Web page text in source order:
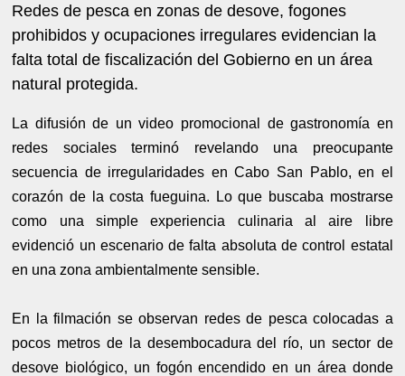
Redes de pesca en zonas de desove, fogones
prohibidos y ocupaciones irregulares evidencian la
falta total de fiscalización del Gobierno en un área
natural protegida.
La difusión de un video promocional de gastronomía en
redes sociales terminó revelando una preocupante
secuencia de irregularidades en Cabo San Pablo, en el
corazón de la costa fueguina. Lo que buscaba mostrarse
como una simple experiencia culinaria al aire libre
evidenció un escenario de falta absoluta de control estatal
en una zona ambientalmente sensible.
En la filmación se observan redes de pesca colocadas a
pocos metros de la desembocadura del río, un sector de
desove biológico, un fogón encendido en un área donde